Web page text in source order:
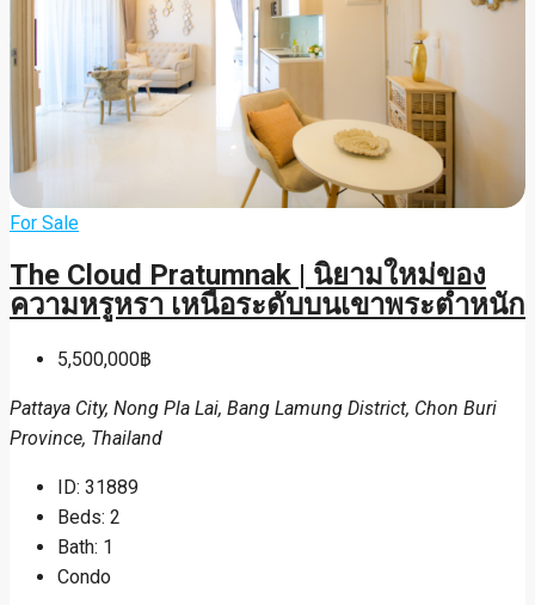
For Sale
The Cloud Pratumnak | นิยามใหม่ของ
ความหรูหรา เหนือระดับบนเขาพระตำหนัก
5,500,000฿
Pattaya City, Nong Pla Lai, Bang Lamung District, Chon Buri
Province, Thailand
ID: 31889
Beds: 2
Bath: 1
Condo